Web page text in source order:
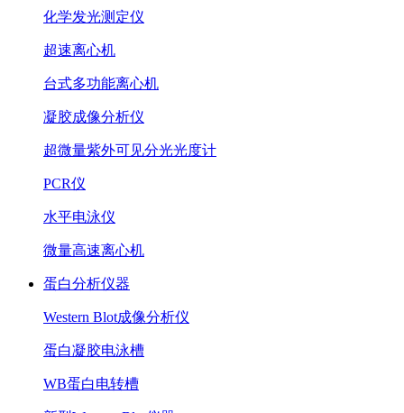
化学发光测定仪
超速离心机
台式多功能离心机
凝胶成像分析仪
超微量紫外可见分光光度计
PCR仪
水平电泳仪
微量高速离心机
蛋白分析仪器
Western Blot成像分析仪
蛋白凝胶电泳槽
WB蛋白电转槽